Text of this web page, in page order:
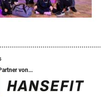
von...